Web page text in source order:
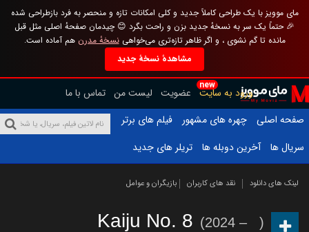
مای موویز با یک طراحی کاملاً جدید و کلی امکانات تازه و منحصر به فرد بازطراحی شده
🎉 حتماً یک سر به نسخهٔ جدید بزن و راحت بگرد 😊 چیدمان صفحهٔ اصلی مثل قبل
مانده تا گم نشوی ، و اگر ظاهر تازه‌تری می‌خواهینسخهٔ مدرن هم آماده است.
مشاهدهٔ نسخهٔ جدید
new
ورود به سایت عضویت لیست من تماس با ما
صفحه اصلی
چهره های مشهور
فیلم های برتر
سریال ها
آخرین دوبله ها تریلر های جدید
لینک های دانلود نقد های کاربران بازیگران و عوامل
Kaiju No. 8 (2024 – )